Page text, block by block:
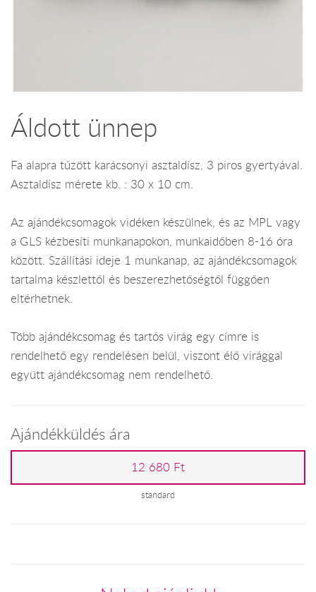
Áldott ünnep
Fa alapra tűzött karácsonyi asztaldísz, 3 piros gyertyával.
Asztaldísz mérete kb. : 30 x 10 cm.
Az ajándékcsomagok vidéken készülnek, és az MPL vagy
a GLS kézbesíti munkanapokon, munkaidőben 8-16 óra
között. Szállítási ideje 1 munkanap, az ajándékcsomagok
tartalma készlettől és beszerezhetőségtől függően
eltérhetnek.
Több ajándékcsomag és tartós virág egy címre is
rendelhető egy rendelésen belül, viszont élő virággal
együtt ajándékcsomag nem rendelhető.
Ajándékküldés ára
12 680 Ft
standard